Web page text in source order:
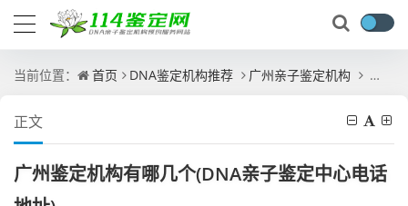
当前位置： 首页 DNA鉴定机构推荐 广州亲子鉴定机构 广州
正文
广州鉴定机构有哪几个(DNA亲子鉴定中心电话